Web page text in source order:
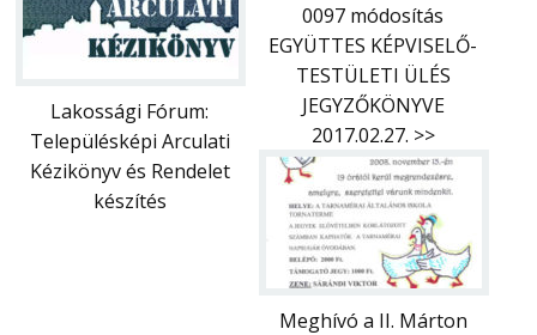
Lakossági Fórum:
Településképi Arculati
Kézikönyv és Rendelet
készítés
0097 módosítás
EGYÜTTES KÉPVISELŐ-
TESTÜLETI ÜLÉS
JEGYZŐKÖNYVE
2017.02.27. >>
Meghívó a II. Márton